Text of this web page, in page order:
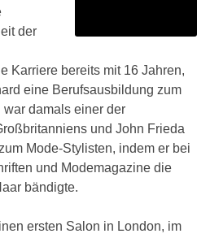
der
Karriere bereits mit 16 Jahren,
eine Berufsausbildung zum
damals einer der
und John Frieda
Mode-Stylisten, indem er bei
und Modemagazine die
bändigte.
ersten Salon in London, im